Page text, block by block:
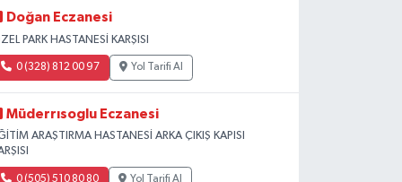
Doğan Eczanesi
PARK HASTANESİ KARŞISI
0 (328) 812 00 97 Yol Tarifi Al
Müderrısoglu Eczanesi
ARAŞTIRMA HASTANESİ ARKA ÇIKIŞ KAPISI
0 (505) 510 80 80 Yol Tarifi Al